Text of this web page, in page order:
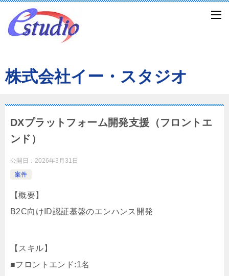
株式会社イー・スタジオ
DXプラットフォーム開発支援（フロントエ
ンド）
公開日： 2026年3月31日
案件
【概要】
B2C向けID認証基盤のエンハンス開発
【スキル】
■フロントエンド:1名